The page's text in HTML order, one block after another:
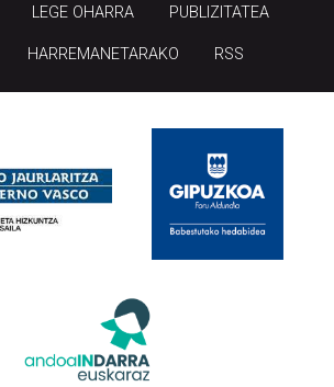
LEGE OHARRA PUBLIZITATEA
HARREMANETARAKO RSS